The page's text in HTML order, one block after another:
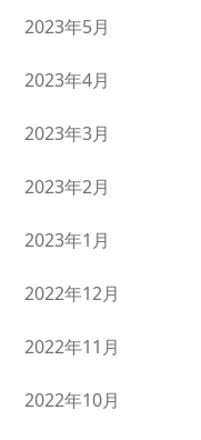
2023年5月
2023年4月
2023年3月
2023年2月
2023年1月
2022年12月
2022年11月
2022年10月